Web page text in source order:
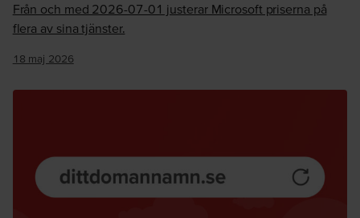
Från och med 2026-07-01 justerar Microsoft priserna på
flera av sina tjänster.
18 maj 2026